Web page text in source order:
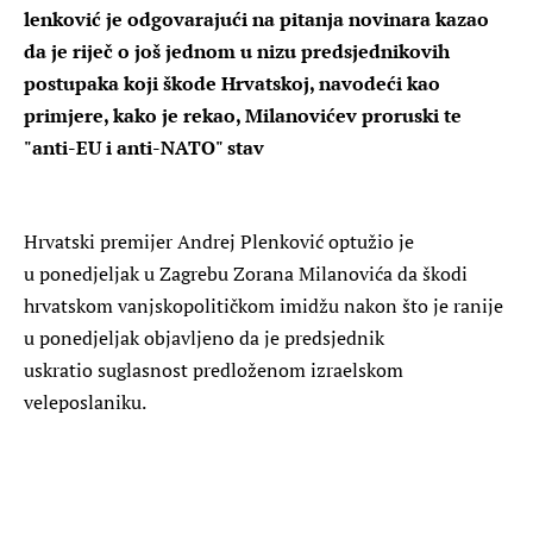
lenković je odgovarajući na pitanja novinara kazao
da je riječ o još jednom u nizu predsjednikovih
postupaka koji škode Hrvatskoj, navodeći kao
primjere, kako je rekao, Milanovićev proruski te
"anti-EU i anti-NATO" stav
Hrvatski premijer Andrej Plenković optužio je
u ponedjeljak u Zagrebu Zorana Milanovića da škodi
hrvatskom vanjskopolitičkom imidžu nakon što je ranije
u ponedjeljak objavljeno da je predsjednik
uskratio suglasnost predloženom izraelskom
veleposlaniku.